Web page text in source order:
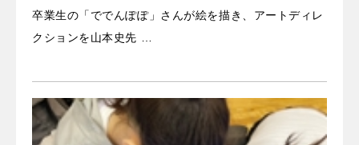
卒業生の「ででんぽぽ」さんが絵を描き、アートディレ
クションを山本史先 …